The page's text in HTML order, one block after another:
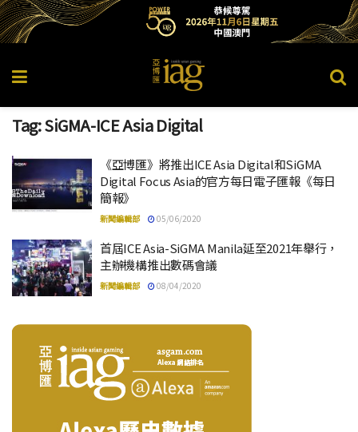
Tag:SiGMA-ICE Asia Digital
《亞博匯》將推出ICE Asia Digital和SiGMA
Digital Focus Asia的官方每日電子匯報《每日
簡報》
新聞編輯部 05/06/2020
首屆ICE Asia-SiGMA Manila延至2021年舉行，
主辦機構推出數碼會議
新聞編輯部 08/04/2020